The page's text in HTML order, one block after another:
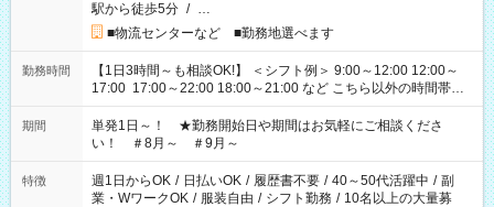
駅から徒歩5分 / …
■物流センターなど ■勤務地選べます
勤務時間
【1日3時間～も相談OK!】 ＜シフト例＞ 9:00～12:00 12:00～
17:00 17:00～22:00 18:00～21:00 など こちら以外の時間帯も
お気軽にご相談ください！
期間
単発1日～！ ★勤務開始日や期間はお気軽にご相談くださ
い！ ＃8月～ ＃9月～
特徴 週1日からOK / 日払いOK / 履歴書不要 / 40～50代活躍中 / 副
業・WワークOK / 服装自由 / シフト勤務 / 10名以上の大量募